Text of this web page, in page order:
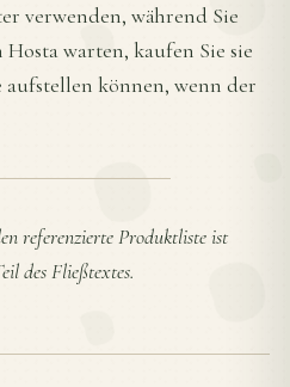
verwenden, während Sie
warten, kaufen Sie sie
können, wenn der
referenzierte Produktliste ist
des Fließtextes.